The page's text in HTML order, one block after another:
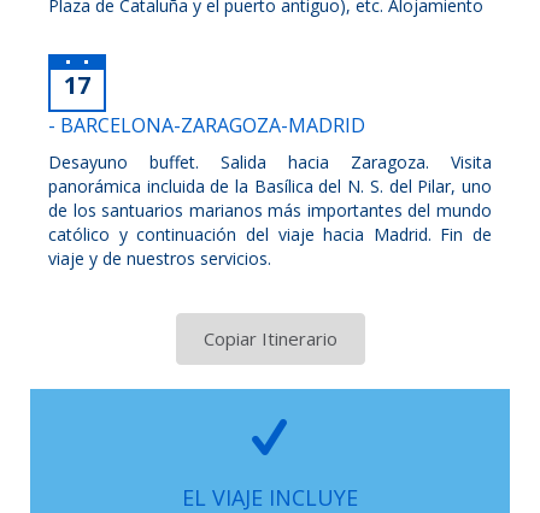
Plaza de Cataluña y el puerto antiguo), etc. Alojamiento
17
- BARCELONA-ZARAGOZA-MADRID
Desayuno buffet. Salida hacia Zaragoza. Visita
panorámica incluida de la Basílica del N. S. del Pilar, uno
de los santuarios marianos más importantes del mundo
católico y continuación del viaje hacia Madrid. Fin de
viaje y de nuestros servicios.
Copiar Itinerario
EL VIAJE INCLUYE